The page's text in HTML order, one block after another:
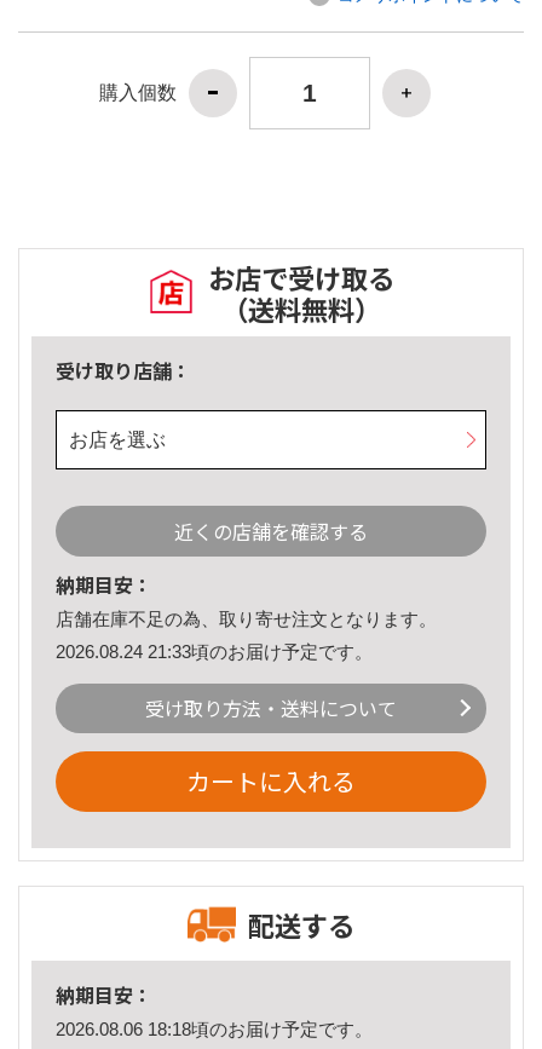
購入個数
お店で受け取る
（送料無料）
受け取り店舗：
お店を選ぶ
近くの店舗を確認する
納期目安：
店舗在庫不足の為、取り寄せ注文となります。
2026.08.24 21:33頃のお届け予定です。
受け取り方法・送料について
カートに入れる
配送する
納期目安：
2026.08.06 18:18頃のお届け予定です。